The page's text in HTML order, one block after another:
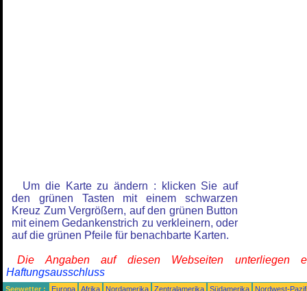
Um die Karte zu ändern : klicken Sie auf
den grünen Tasten mit einem schwarzen
Kreuz Zum Vergrößern, auf den grünen Button
mit einem Gedankenstrich zu verkleinern, oder
auf die grünen Pfeile für benachbarte Karten.
Die Angaben auf diesen Webseiten unterliegen
Haftungsausschluss
Seewetter : Europa Afrika Nordamerika Zentralamerika Südamerika
Nordwest-